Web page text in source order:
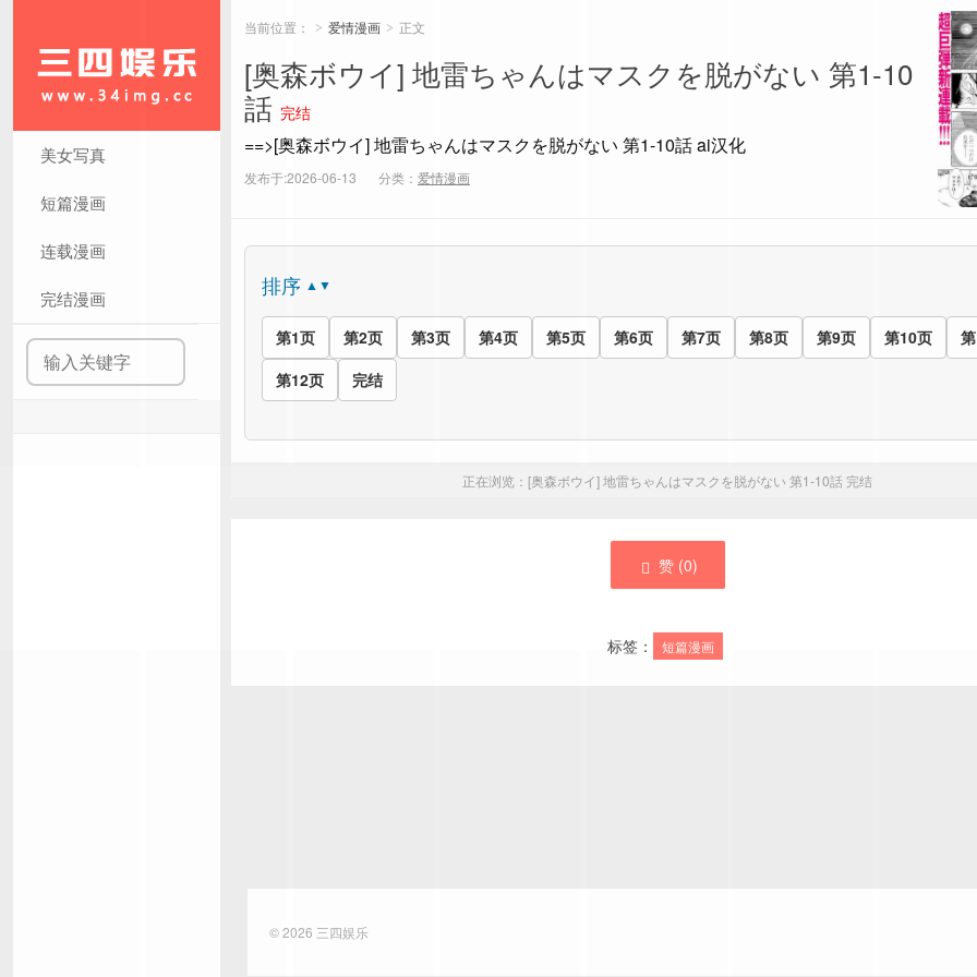
美女写真
短篇漫画
连载漫画
完结漫画
当前位置： > 爱情漫画 > 正文
[奥森ボウイ] 地雷ちゃんはマスクを脱がない 第1-10
話 完结
==>[奥森ボウイ] 地雷ちゃんはマスクを脱がない 第1-10話 ai汉化
发布于:2026-06-13 分类： 爱情漫画
排序 ▲▼
第1页 第2页 第3页 第4页 第5页 第6页 第7页 第8页 第9页 第10页
第12页
完结
正在浏览： [奥森ボウイ] 地雷ちゃんはマスクを脱がない 第1-10話 完结
赞 (0)
标签： 短篇漫画
© 2026 三四娱乐